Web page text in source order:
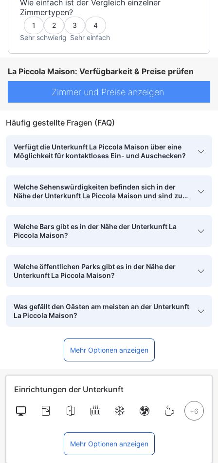
Wie einfach ist der Vergleich einzelner
Zimmertypen?
1 2 3
4
Sehr schwierig Sehr einfach
La Piccola Maison: Verfügbarkeit & Preise prüfen
Zimmer und Preise anzeigen
Häufig gestellte Fragen (FAQ)
Verfügt die Unterkunft La Piccola Maison über eine
Möglichkeit für kontaktloses Ein- und Auschecken?
Welche Sehenswürdigkeiten befinden sich in der
Nähe der Unterkunft La Piccola Maison und sind zu
Welche Bars gibt es in der Nähe der Unterkunft La
Piccola Maison?
Welche öffentlichen Parks gibt es in der Nähe der
Unterkunft La Piccola Maison?
Was gefällt den Gästen am meisten an der Unterkunft
La Piccola Maison?
Mehr Optionen anzeigen
Einrichtungen der Unterkunft
Mehr Optionen anzeigen